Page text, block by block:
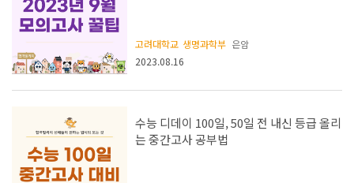
고려대학교 생명과학부 은암
2023.08.16
수능 디데이 100일, 50일 전 내신 등급 올리
는 중간고사 공부법